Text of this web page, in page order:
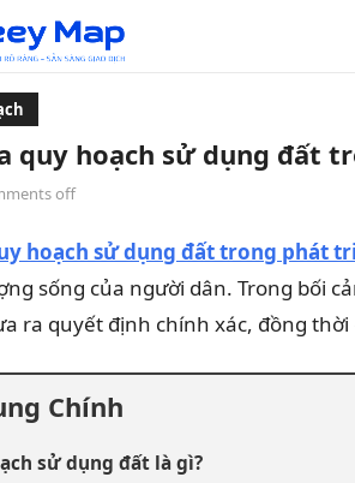
quy hoạch sử dụng đất
off
hoạch sử dụng đất trong phát
sống của người dân. Trong bối
ra quyết định chính xác, đồng
Chính
sử dụng đất là gì?